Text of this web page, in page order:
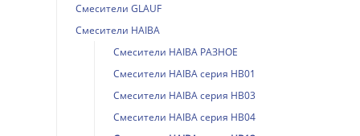
Смесители GLAUF
Смесители HAIBA
Смесители HAIBA РАЗНОЕ
Смесители HAIBA серия HB01
Смесители HAIBA серия HB03
Смесители HAIBA серия HB04